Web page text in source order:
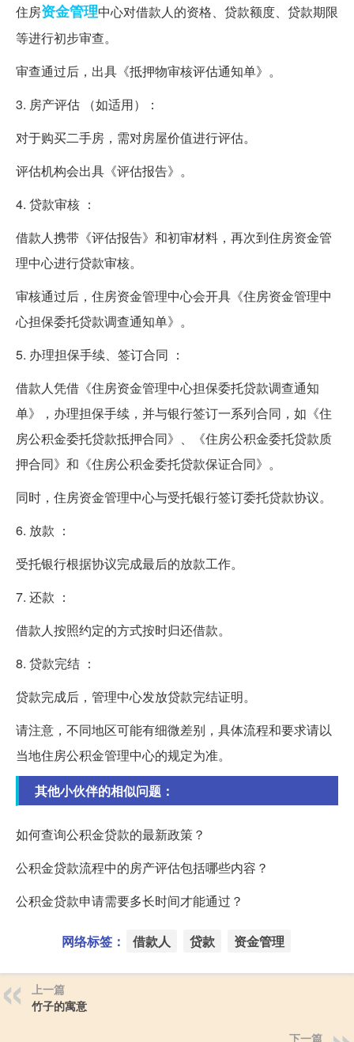
住房资金管理中心对借款人的资格、贷款额度、贷款期限
等进行初步审查。
审查通过后，出具《抵押物审核评估通知单》。
3. 房产评估 （如适用）：
对于购买二手房，需对房屋价值进行评估。
评估机构会出具《评估报告》。
4. 贷款审核 ：
借款人携带《评估报告》和初审材料，再次到住房资金管
理中心进行贷款审核。
审核通过后，住房资金管理中心会开具《住房资金管理中
心担保委托贷款调查通知单》。
5. 办理担保手续、签订合同 ：
借款人凭借《住房资金管理中心担保委托贷款调查通知
单》，办理担保手续，并与银行签订一系列合同，如《住
房公积金委托贷款抵押合同》、《住房公积金委托贷款质
押合同》和《住房公积金委托贷款保证合同》。
同时，住房资金管理中心与受托银行签订委托贷款协议。
6. 放款 ：
受托银行根据协议完成最后的放款工作。
7. 还款 ：
借款人按照约定的方式按时归还借款。
8. 贷款完结 ：
贷款完成后，管理中心发放贷款完结证明。
请注意，不同地区可能有细微差别，具体流程和要求请以
当地住房公积金管理中心的规定为准。
其他小伙伴的相似问题：
如何查询公积金贷款的最新政策？
公积金贷款流程中的房产评估包括哪些内容？
公积金贷款申请需要多长时间才能通过？
网络标签： 借款人 贷款 资金管理
上一篇
竹子的寓意
下一篇